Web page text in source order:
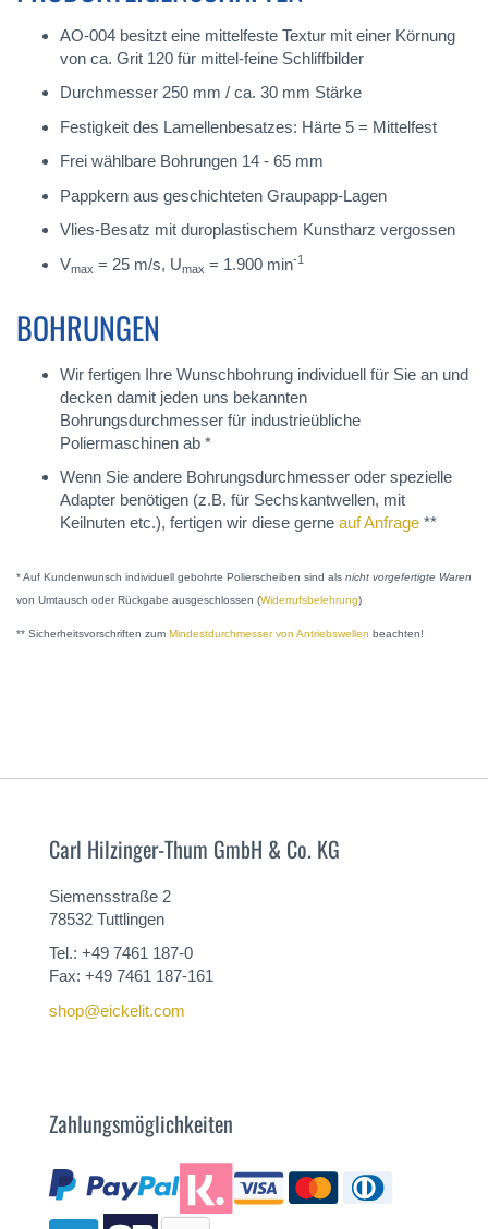
AO-004 besitzt eine mittelfeste Textur mit einer Körnung
von ca. Grit 120 für mittel-feine Schliffbilder
Durchmesser 250 mm / ca. 30 mm Stärke
Festigkeit des Lamellenbesatzes: Härte 5 = Mittelfest
Frei wählbare Bohrungen 14 - 65 mm
Pappkern aus geschichteten Graupapp-Lagen
Vlies-Besatz mit duroplastischem Kunstharz vergossen
Vmax = 25 m/s, Umax = 1.900 min-1
BOHRUNGEN
Wir fertigen Ihre Wunschbohrung individuell für Sie an und
decken damit jeden uns bekannten
Bohrungsdurchmesser für industrieübliche
Poliermaschinen ab *
Wenn Sie andere Bohrungsdurchmesser oder spezielle
Adapter benötigen (z.B. für Sechskantwellen, mit
Keilnuten etc.), fertigen wir diese gerne auf Anfrage **
* Auf Kundenwunsch individuell gebohrte Polierscheiben sind als nicht vorgefertigte Waren
von Umtausch oder Rückgabe ausgeschlossen (Widerrufsbelehrung)
** Sicherheitsvorschriften zum Mindestdurchmesser von Antriebswellen beachten!
Carl Hilzinger-Thum GmbH & Co. KG
Siemensstraße 2
78532 Tuttlingen
Tel.: +49 7461 187-0
Fax: +49 7461 187-161
shop@eickelit.com
Zahlungsmöglichkeiten